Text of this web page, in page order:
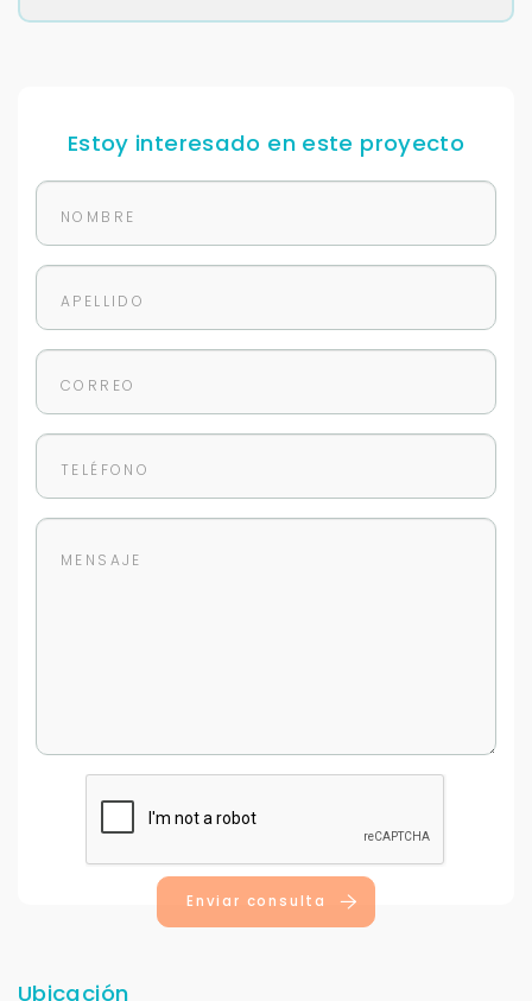
Estoy interesado en este proyecto
Enviar consulta
Ubicación